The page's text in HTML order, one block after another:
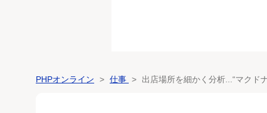
PHPオンライン 仕事 出店場所を細かく分析...“マクド